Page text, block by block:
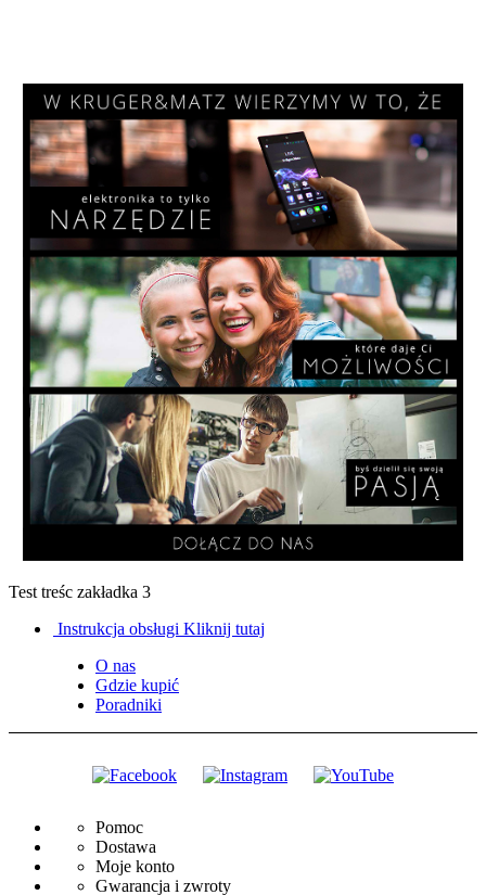
Test treśc zakładka 3
Instrukcja obsługi Kliknij tutaj
O nas
Gdzie kupić
Poradniki
Pomoc
Dostawa
Moje konto
Gwarancja i zwroty